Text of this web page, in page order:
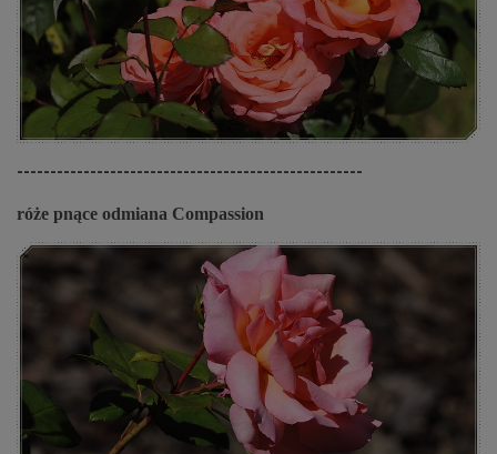
----------------------------------------------------
róże pnące odmiana Compassion